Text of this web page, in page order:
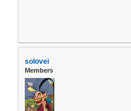
solovei
Members